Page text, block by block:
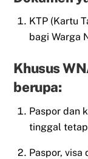
KTP (Kartu
bagi Warga
Khusus
berupa:
Paspor dan
tinggal
Paspor,